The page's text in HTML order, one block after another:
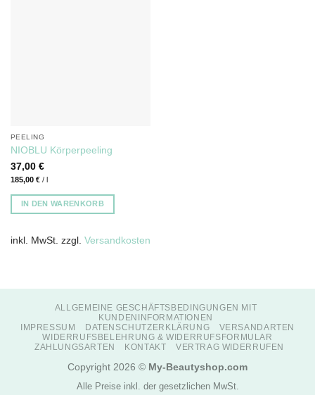
PEELING
NIOBLU Körperpeeling
37,00 €
185,00 €/ l
IN DEN WARENKORB
inkl. MwSt. zzgl. Versandkosten
ALLGEMEINE GESCHÄFTSBEDINGUNGEN MIT
KUNDENINFORMATIONEN
IMPRESSUM
DATENSCHUTZERKLÄRUNG
VERSANDARTEN
WIDERRUFSBELEHRUNG & WIDERRUFSFORMULAR
ZAHLUNGSARTEN
KONTAKT VERTRAG WIDERRUFEN
Copyright 2026 © My-Beautyshop.com
Alle Preise inkl. der gesetzlichen MwSt.